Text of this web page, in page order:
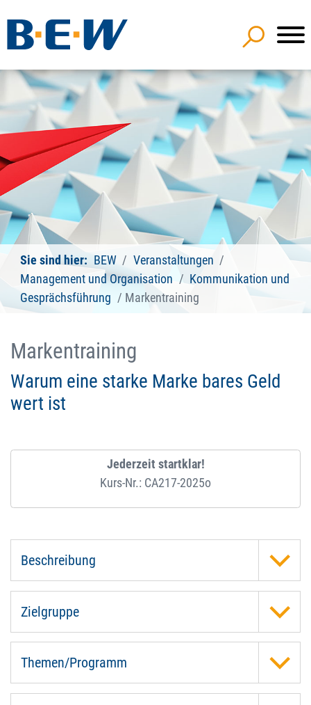
Sie sind hier: BEW
Veranstaltungen
Management und Organisation
Kommunikation und
Gesprächsführung
Markentraining
Markentraining
Warum eine starke Marke bares Geld
wert ist
Jederzeit startklar!
Kurs-Nr.: CA217-2025o
Beschreibung
Zielgruppe
Themen/Programm